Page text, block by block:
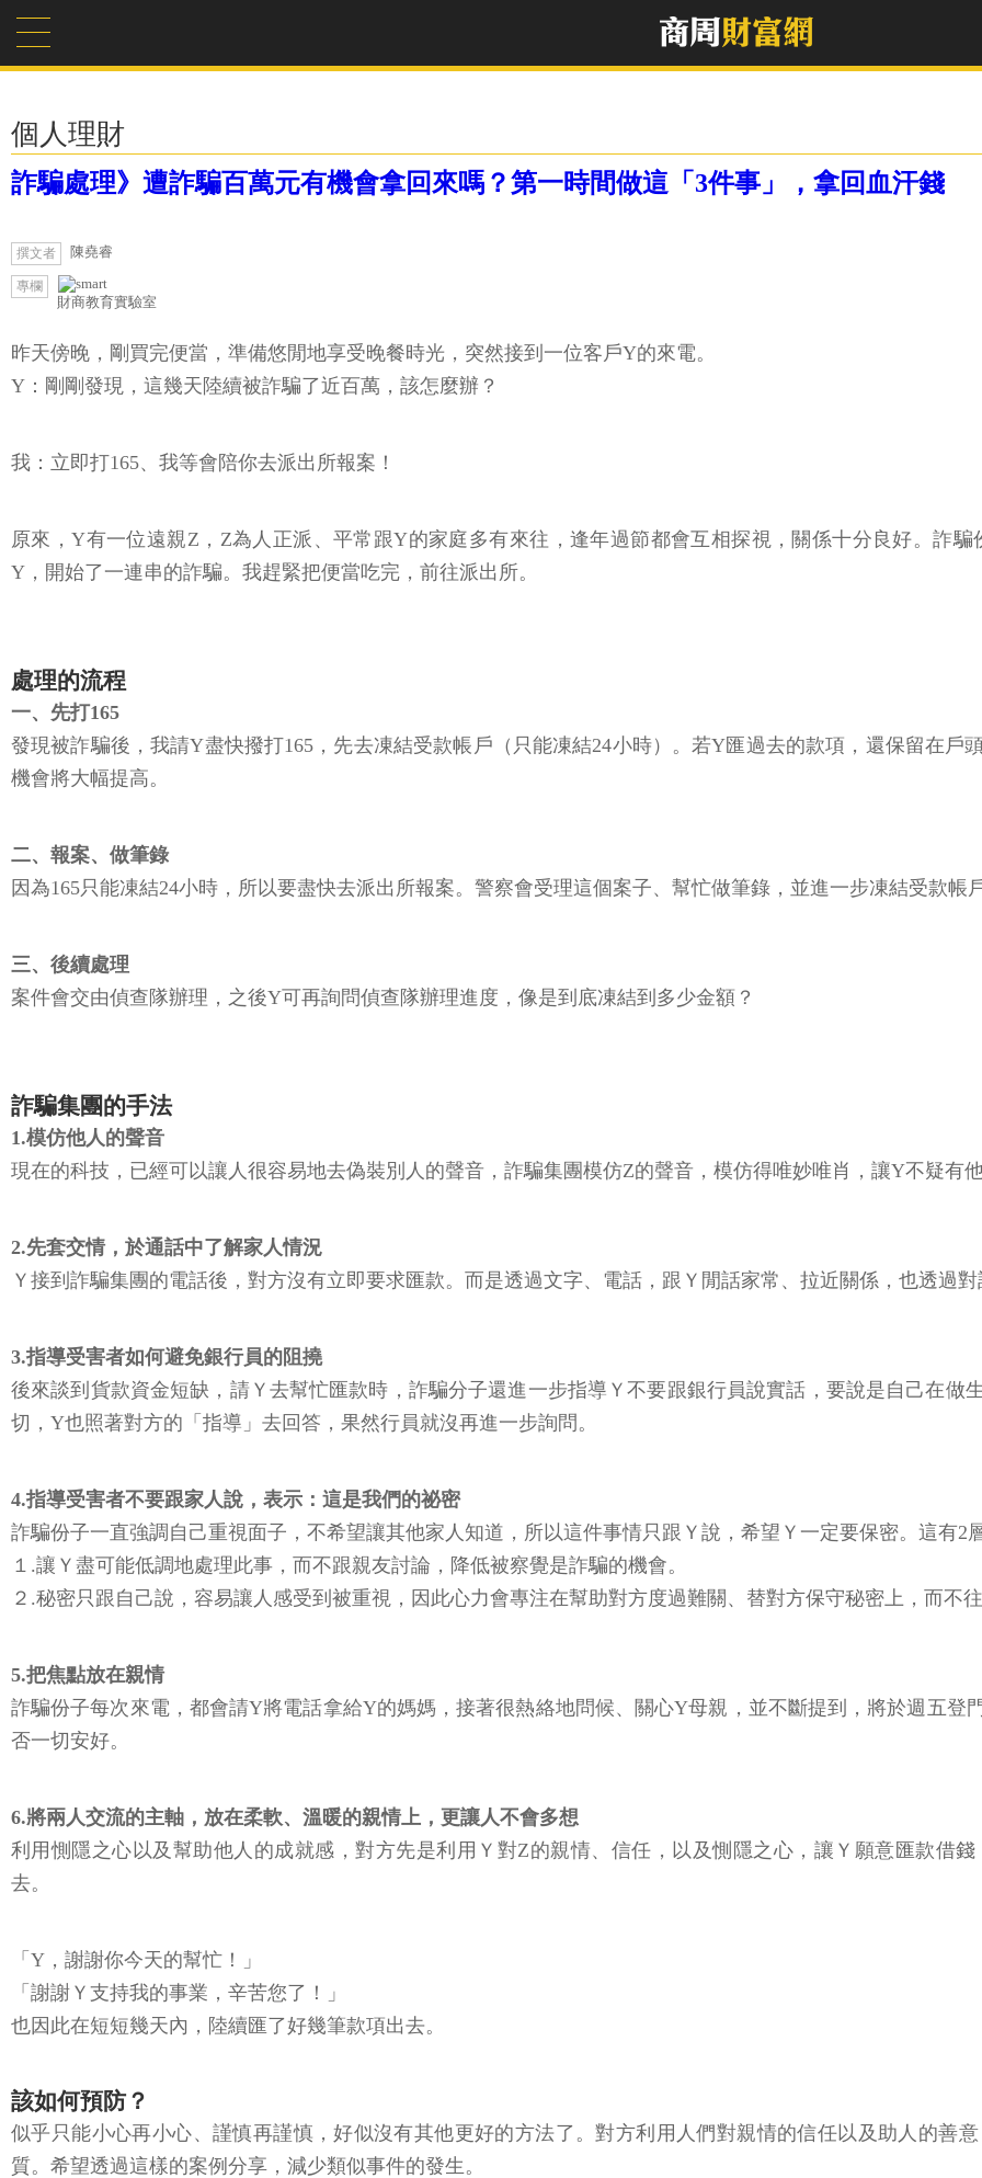
個人理財
詐騙處理》遭詐騙百萬元有機會拿回來嗎？第一時間做這「3件事」，拿回血汗錢
撰文者 陳堯睿
專欄
財商教育實驗室
昨天傍晚，剛買完便當，準備悠閒地享受晚餐時光，突然接到一位客戶Y的來電。
Y：剛剛發現，這幾天陸續被詐騙了近百萬，該怎麼辦？
我：立即打165、我等會陪你去派出所報案！
原來，Y有一位遠親Z，Z為人正派、平常跟Y的家庭多有來往，逢年過節都會互相探視，關係十分良好。詐
Y，開始了一連串的詐騙。我趕緊把便當吃完，前往派出所。
處理的流程
一、先打165
發現被詐騙後，我請Y盡快撥打165，先去凍結受款帳戶（只能凍結24小時）。若Y匯過去的款項，還保留在戶
機會將大幅提高。
二、報案、做筆錄
因為165只能凍結24小時，所以要盡快去派出所報案。警察會受理這個案子、幫忙做筆錄，並進一步凍結受款
三、後續處理
案件會交由偵查隊辦理，之後Y可再詢問偵查隊辦理進度，像是到底凍結到多少金額？
詐騙集團的手法
1.模仿他人的聲音
現在的科技，已經可以讓人很容易地去偽裝別人的聲音，詐騙集團模仿Z的聲音，模仿得唯妙唯肖，讓Y不疑有
2.先套交情，於通話中了解家人情況
Ｙ接到詐騙集團的電話後，對方沒有立即要求匯款。而是透過文字、電話，跟Ｙ閒話家常、拉近關係，也透過
3.指導受害者如何避免銀行員的阻撓
後來談到貨款資金短缺，請Ｙ去幫忙匯款時，詐騙分子還進一步指導Ｙ不要跟銀行員說實話，要說是自己在做
切，Y也照著對方的「指導」去回答，果然行員就沒再進一步詢問。
4.指導受害者不要跟家人說，表示：這是我們的祕密
詐騙份子一直強調自己重視面子，不希望讓其他家人知道，所以這件事情只跟Ｙ說，希望Ｙ一定要保密。這有2
１.讓Ｙ盡可能低調地處理此事，而不跟親友討論，降低被察覺是詐騙的機會。
２.秘密只跟自己說，容易讓人感受到被重視，因此心力會專注在幫助對方度過難關、替對方保守秘密上，而不
5.把焦點放在親情
詐騙份子每次來電，都會請Y將電話拿給Y的媽媽，接著很熱絡地問候、關心Y母親，並不斷提到，將於週五登
否一切安好。
6.將兩人交流的主軸，放在柔軟、溫暖的親情上，更讓人不會多想
利用惻隱之心以及幫助他人的成就感，對方先是利用Ｙ對Z的親情、信任，以及惻隱之心，讓Ｙ願意匯款借
去。
「Y，謝謝你今天的幫忙！」
「謝謝Ｙ支持我的事業，辛苦您了！」
也因此在短短幾天內，陸續匯了好幾筆款項出去。
該如何預防？
似乎只能小心再小心、謹慎再謹慎，好似沒有其他更好的方法了。對方利用人們對親情的信任以及助人的善
質。希望透過這樣的案例分享，減少類似事件的發生。